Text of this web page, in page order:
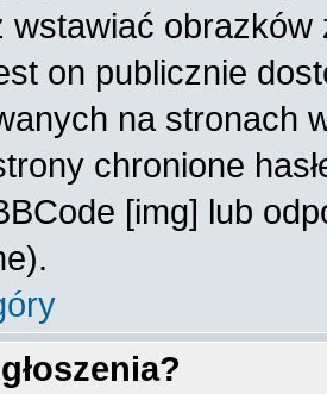
wstawiać
on publicznie
na stronach
chronione
[img] lub